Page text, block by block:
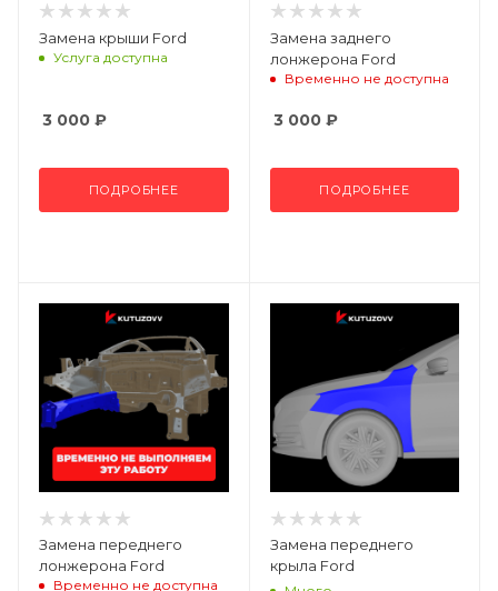
Замена крыши Ford
Услуга доступна
3 000 ₽
ПОДРОБНЕЕ
Замена заднего
лонжерона Ford
Временно не доступна
3 000₽
ПОДРОБНЕЕ
Замена переднего
лонжерона Ford
Временно не доступна
Замена переднего
крыла Ford